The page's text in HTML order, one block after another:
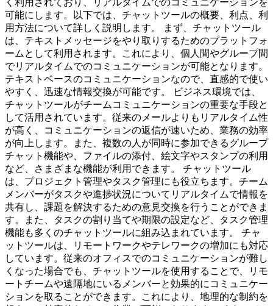
く利用されており、リアルタイムでのコミュニケーションを
可能にします。以下では、チャットツールの概要、利点、利
用方法について詳しく説明します。 まず、チャットツール
は、テキストメッセージをやり取りするためのプラットフォ
ームとして利用されます。これにより、個人間やグループ間
でリアルタイムでのコミュニケーションが可能となります。
テキストベースのコミュニケーションなので、直感的で使い
やすく、迅速な情報交換が可能です。 ビジネス環境では、
チャットツールがチームコミュニケーションの重要な手段と
して活用されています。従来のメールよりもリアルタイム性
が高く、コミュニケーションの返信が速いため、業務の効率
が向上します。また、複数の人が同時に参加できるグループ
チャット機能や、ファイルの添付、絵文字やスタンプの利用
など、さまざまな機能が利用できます。 チャットツール
は、プロジェクト管理やタスク管理にも役立ちます。チーム
メンバーがタスクや進捗状況についてリアルタイムで情報を
共有し、課題を解決するための意見交換を行うことができま
す。また、タスクの割り当てや期限の設定など、タスク管理
機能も多くのチャットツールに組み込まれています。 チャ
ットツールは、リモートワークやテレワークの増加にも対応
しています。従来のオフィスでのコミュニケーションが難し
くなった場合でも、チャットツールを使用することで、リモ
ートチームや遠隔地にいるメンバーと効果的にコミュニケー
ションを取ることができます。これにより、地理的な制約を